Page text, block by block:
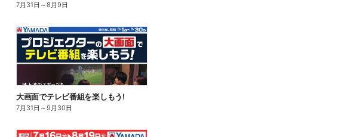
7月31日 ～8月9日
大画面でテレビ番組を楽しもう!
7月31日 ～9月30日